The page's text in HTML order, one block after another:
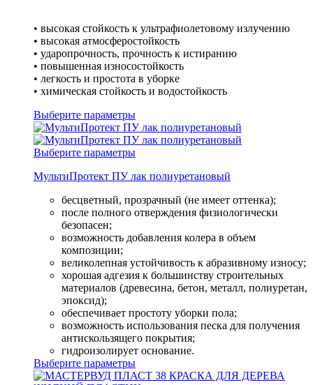
• высокая стойкость к ультрафиолетовому излучению
• высокая атмосферостойкость
• ударопрочность, прочность к истиранию
• повышенная износостойкость
• легкость и простота в уборке
• химическая стойкость и водостойкость
Выберите параметры
Выберите параметры
МультиПротект ПУ лак полиуретановый
бесцветный, прозрачный (не имеет оттенка);
после полного отверждения физиологически
безопасен;
возможность добавления колера в объем
композиции;
великолепная устойчивость к абразивному износу;
хорошая адгезия к большинству строительных
материалов (древесина, бетон, металл, полиуретан,
эпоксид);
обеспечивает простоту уборки пола;
возможность использования песка для получения
антискользящего покрытия;
гидроизолирует основание.
Выберите параметры